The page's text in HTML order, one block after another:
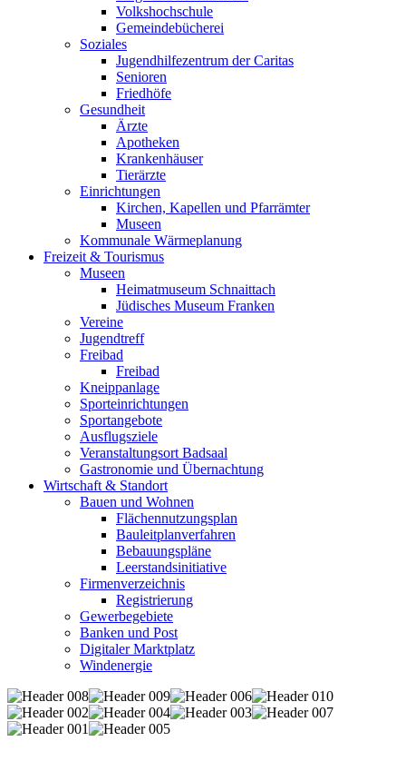
Volkshochschule
Gemeindebücherei
Soziales
Jugendhilfezentrum der Caritas
Senioren
Friedhöfe
Gesundheit
Ärzte
Apotheken
Krankenhäuser
Tierärzte
Einrichtungen
Kirchen, Kapellen und Pfarrämter
Museen
Kommunale Wärmeplanung
Freizeit & Tourismus
Museen
Heimatmuseum Schnaittach
Jüdisches Museum Franken
Vereine
Jugendtreff
Freibad
Freibad
Kneippanlage
Sporteinrichtungen
Sportangebote
Ausflugsziele
Veranstaltungsort Badsaal
Gastronomie und Übernachtung
Wirtschaft & Standort
Bauen und Wohnen
Flächennutzungsplan
Bauleitplanverfahren
Bebauungspläne
Leerstandsinitiative
Firmenverzeichnis
Registrierung
Gewerbegebiete
Banken und Post
Digitaler Marktplatz
Windenergie